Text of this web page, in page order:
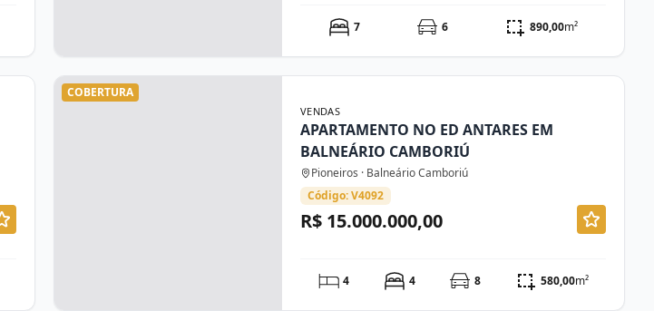
7 6 890,00m²
COBERTURA
VENDAS
APARTAMENTO NO ED ANTARES EM
BALNEÁRIO CAMBORIÚ
Pioneiros · Balneário Camboriú
Código: V4092
R$ 15.000.000,00
4 4 8 580,00m²